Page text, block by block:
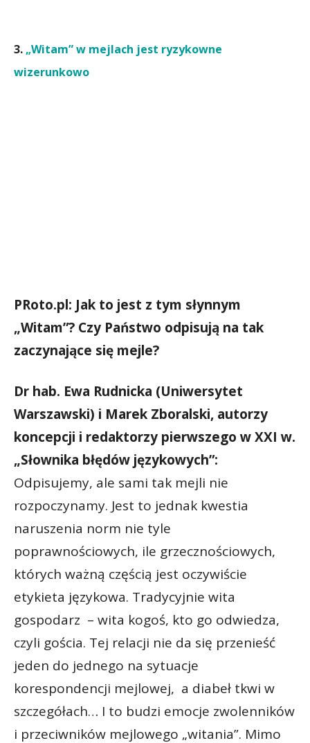
3. „Witam” w mejlach jest ryzykowne
wizerunkowo
PRoto.pl: Jak to jest z tym słynnym
„Witam”? Czy Państwo odpisują na tak
zaczynające się mejle?
Dr hab. Ewa Rudnicka (Uniwersytet
Warszawski) i Marek Zboralski, autorzy
koncepcji i redaktorzy pierwszego w XXI w.
„Słownika błędów językowych”:
Odpisujemy, ale sami tak mejli nie
rozpoczynamy. Jest to jednak kwestia
naruszenia norm nie tyle
poprawnościowych, ile grzecznościowych,
których ważną częścią jest oczywiście
etykieta językowa. Tradycyjnie wita
gospodarz – wita kogoś, kto go odwiedza,
czyli gościa. Tej relacji nie da się przenieść
jeden do jednego na sytuacje
korespondencji mejlowej, a diabeł tkwi w
szczegółach… I to budzi emocje zwolenników
i przeciwników mejlowego „witania”. Mimo